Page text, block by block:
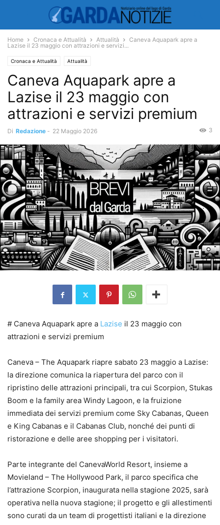
Home Cronaca e Attualità Attualità
Caneva Aquapark apre a
Lazise il 23 maggio con attrazioni e servizi...
Cronaca e Attualità Attualità
Caneva Aquapark apre a
Lazise il 23 maggio con
attrazioni e servizi premium
Di Redazione - 22 Maggio 2026 3
# Caneva Aquapark apre a Lazise il 23 maggio con
attrazioni e servizi premium
Caneva – The Aquapark riapre sabato 23 maggio a Lazise:
la direzione comunica la riapertura del parco con il
ripristino delle attrazioni principali, tra cui Scorpion, Stukas
Boom e la family area Windy Lagoon, e la fruizione
immediata dei servizi premium come Sky Cabanas, Queen
e King Cabanas e il Cabanas Club, nonché dei punti di
ristorazione e delle aree shopping per i visitatori.
Parte integrante del CanevaWorld Resort, insieme a
Movieland – The Hollywood Park, il parco specifica che
l’attrazione Scorpion, inaugurata nella stagione 2025, sarà
operativa nella nuova stagione; il progetto e gli allestimenti
sono curati da un team di progettisti italiani e la direzione